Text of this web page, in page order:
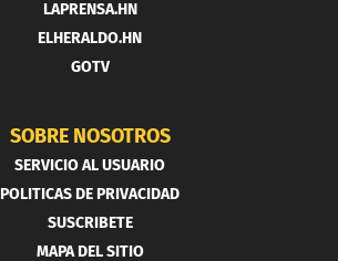
LAPRENSA.HN
ELHERALDO.HN
GOTV
SOBRE NOSOTROS
SERVICIO AL USUARIO
POLITICAS DE PRIVACIDAD
SUSCRIBETE
MAPA DEL SITIO